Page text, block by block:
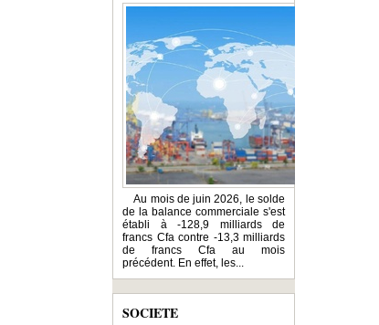
Au mois de juin 2026, le solde
de la balance commerciale s'est
établi à -128,9 milliards de
francs Cfa contre -13,3 milliards
de francs Cfa au mois
précédent. En effet, les...
SOCIETE